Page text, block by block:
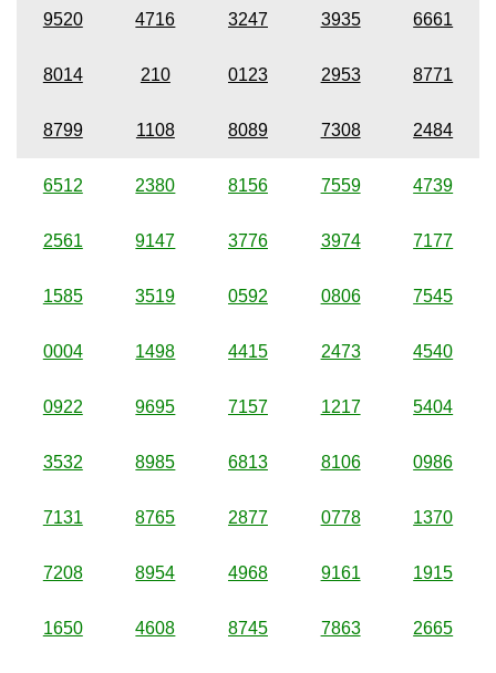
9520 4716 3247 3935 6661
8014 210 0123 2953 8771
8799 1108 8089 7308 2484
6512 2380 8156 7559 4739
2561 9147 3776 3974 7177
1585 3519 0592 0806 7545
0004 1498 4415 2473 4540
0922 9695 7157 1217 5404
3532 8985 6813 8106 0986
7131 8765 2877 0778 1370
7208 8954 4968 9161 1915
1650 4608 8745 7863 2665